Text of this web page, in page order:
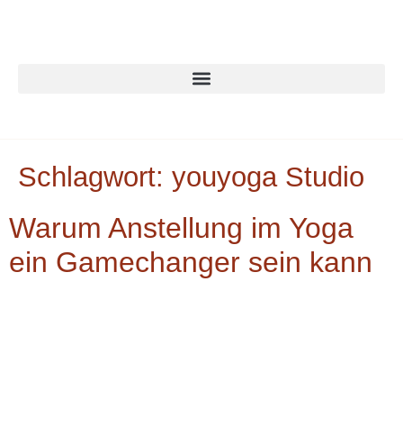
Schlagwort: youyoga Studio
Warum Anstellung im Yoga
ein Gamechanger sein kann